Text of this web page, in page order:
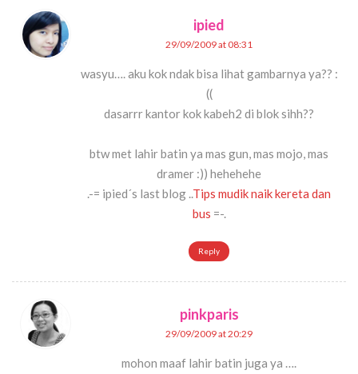
ipied
29/09/2009 at 08:31
wasyu…. aku kok ndak bisa lihat gambarnya ya?? :
((
dasarrr kantor kok kabeh2 di blok sihh??
btw met lahir batin ya mas gun, mas mojo, mas
dramer :)) hehehehe
.-= ipied´s last blog ..Tips mudik naik kereta dan
bus =-.
Reply
pinkparis
29/09/2009 at 20:29
mohon maaf lahir batin juga ya ….